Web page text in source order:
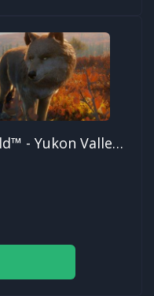
theHunter: Call of the Wild™ - Yukon Valley DLC